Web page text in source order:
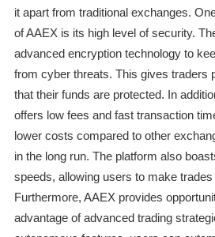
it apart from traditional exchanges.
of AAEX is its high level of security.
advanced encryption technology to
from cyber threats. This gives traders
that their funds are protected. In
offers low fees and fast transaction
lower costs compared to other
in the long run. The platform also
speeds, allowing users to make
Furthermore, AAEX provides
advantage of advanced trading